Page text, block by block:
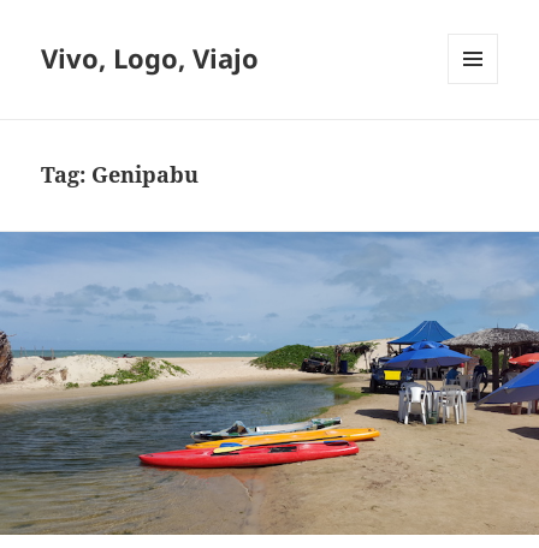
Vivo, Logo, Viajo
Tag: Genipabu